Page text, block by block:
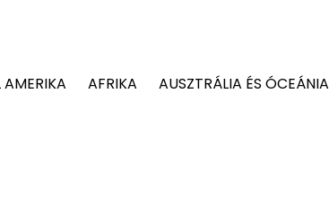
AMERIKA AFRIKA
AUSZTRÁLIA ÉS ÓCEÁNIA